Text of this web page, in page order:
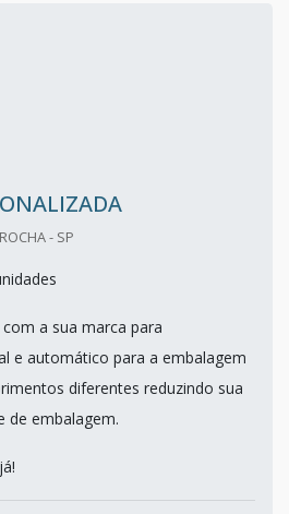
- SP
a sua marca para
e automático para a embalagem
diferentes reduzindo sua
de embalagem.